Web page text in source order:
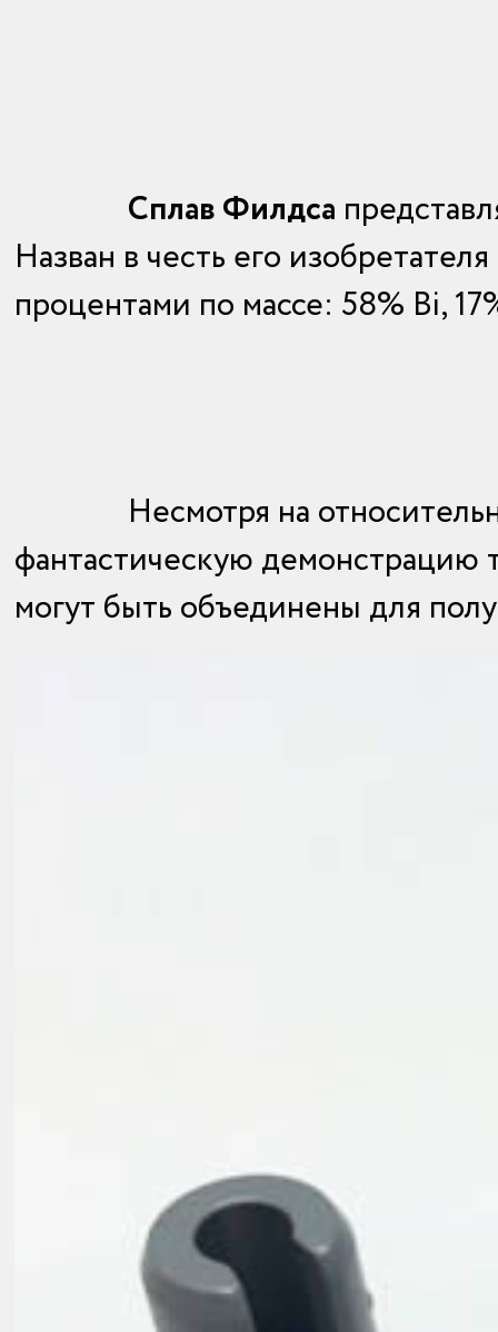
Сплав Филдса
Назван в честь его
процентами по массе: 58% Bi,
Несмотря на
фантастическую демонстрацию
могут быть объединены для